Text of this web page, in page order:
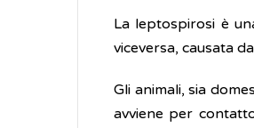
La leptospirosi è
viceversa, causata da
Gli animali, sia
avviene per